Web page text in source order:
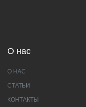
О нас
О НАС
СТАТЬИ
КОНТАКТЫ